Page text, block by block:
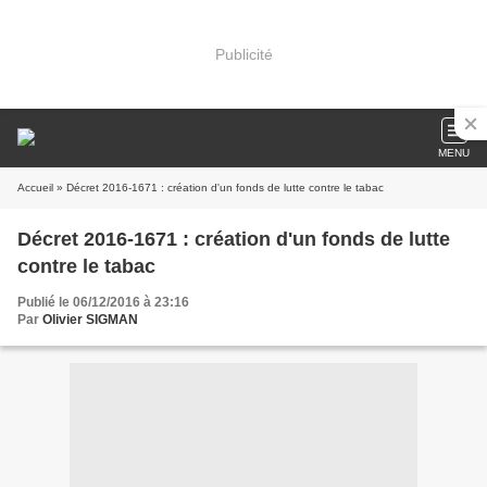
Publicité
MENU
Accueil » Décret 2016-1671 : création d'un fonds de lutte contre le tabac
Décret 2016-1671 : création d'un fonds de lutte
contre le tabac
Publié le 06/12/2016 à 23:16
Par Olivier SIGMAN